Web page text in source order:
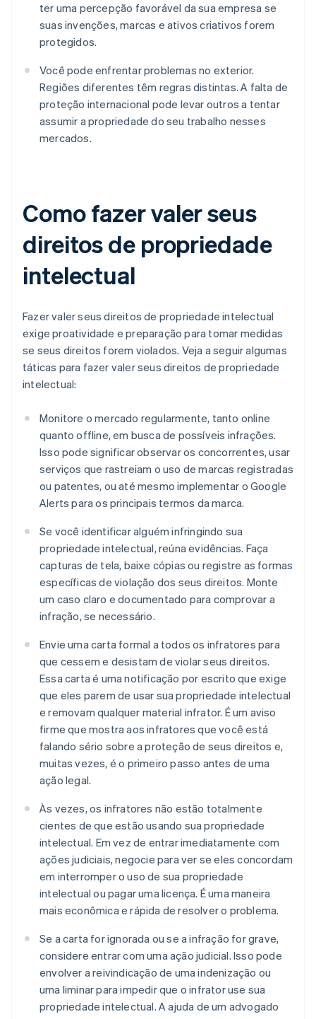
ter uma percepção favorável da sua empresa se
suas invenções, marcas e ativos criativos forem
protegidos.
Você pode enfrentar problemas no exterior.
Regiões diferentes têm regras distintas. A falta de
proteção internacional pode levar outros a tentar
assumir a propriedade do seu trabalho nesses
mercados.
Como fazer valer seus
direitos de propriedade
intelectual
Fazer valer seus direitos de propriedade intelectual
exige proatividade e preparação para tomar medidas
se seus direitos forem violados. Veja a seguir algumas
táticas para fazer valer seus direitos de propriedade
intelectual:
Monitore o mercado regularmente, tanto online
quanto offline, em busca de possíveis infrações.
Isso pode significar observar os concorrentes, usar
serviços que rastreiam o uso de marcas registradas
ou patentes, ou até mesmo implementar o Google
Alerts para os principais termos da marca.
Se você identificar alguém infringindo sua
propriedade intelectual, reúna evidências. Faça
capturas de tela, baixe cópias ou registre as formas
específicas de violação dos seus direitos. Monte
um caso claro e documentado para comprovar a
infração, se necessário.
Envie uma carta formal a todos os infratores para
que cessem e desistam de violar seus direitos.
Essa carta é uma notificação por escrito que exige
que eles parem de usar sua propriedade intelectual
e removam qualquer material infrator. É um aviso
firme que mostra aos infratores que você está
falando sério sobre a proteção de seus direitos e,
muitas vezes, é o primeiro passo antes de uma
ação legal.
Às vezes, os infratores não estão totalmente
cientes de que estão usando sua propriedade
intelectual. Em vez de entrar imediatamente com
ações judiciais, negocie para ver se eles concordam
em interromper o uso de sua propriedade
intelectual ou pagar uma licença. É uma maneira
mais econômica e rápida de resolver o problema.
Se a carta for ignorada ou se a infração for grave,
considere entrar com uma ação judicial. Isso pode
envolver a reivindicação de uma indenização ou
uma liminar para impedir que o infrator use sua
propriedade intelectual. A ajuda de um advogado